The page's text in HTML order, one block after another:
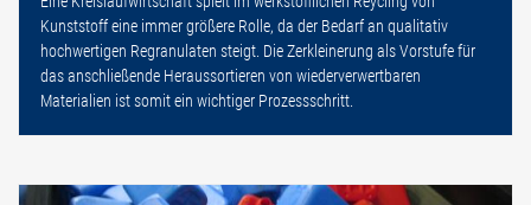
Kunststoff eine immer größere Rolle, da der Bedarf an qualitativ
hochwertigen Regranulaten steigt. Die Zerkleinerung als Vorstufe für
das anschließende Heraussortieren von wiederverwertbaren
Materialien ist somit ein wichtiger Prozessschritt.